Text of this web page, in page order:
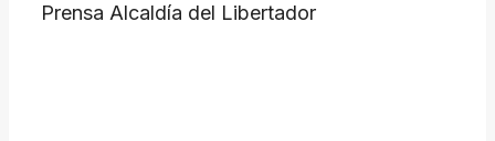
​ Prensa Alcaldía del Libertador